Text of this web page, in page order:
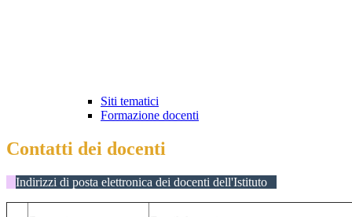
Siti tematici
Formazione docenti
Contatti dei docenti
Indirizzi di posta elettronica dei docenti dell'Istituto